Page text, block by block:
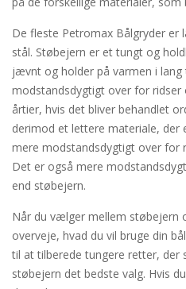
De fleste Petromax Bålgryder
stål. Støbejern er et tungt og
jævnt og holder på varmen i lang
modstandsdygtigt over for ridser
årtier, hvis det bliver behandlet
derimod et lettere materiale, der
mere modstandsdygtigt over for
Det er også mere
end støbejern.
Når du vælger mellem støbejern
overveje, hvad du vil bruge din
til at tilberede tungere retter, der
støbejern det bedste valg. Hvis